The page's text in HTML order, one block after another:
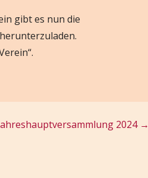
gibt es nun die
2024 →